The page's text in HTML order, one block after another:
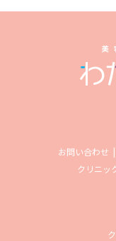
お問い合わせ
クリニッ